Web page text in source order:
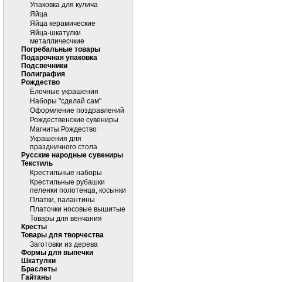
Упаковка для кулича
Яйца
Яйца керамические
Яйца-шкатулки
металличесчкие
Погребальные товары
Подарочная упаковка
Подсвечники
Полиграфия
Рождество
Ёлочные украшения
Наборы "сделай сам"
Оформление поздравлений
Рождественские сувениры
Магниты Рождество
Украшения для
праздничного стола
Русские народные сувениры
Текстиль
Крестильные наборы
Крестильные рубашки
пеленки полотенца, косынки
Платки, палантины
Платочки носовые вышитые
Товары для венчания
Кресты
Товары для творчества
Заготовки из дерева
Формы для выпечки
Шкатулки
Браслеты
Гайтаны